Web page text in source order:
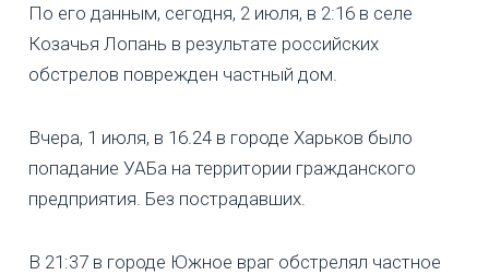
По его данным, сегодня, 2 июля, в 2:16 в селе
Козачья Лопань в результате российских
обстрелов поврежден частный дом.
Вчера, 1 июля, в 16.24 в городе Харьков было
попадание УАБа на территории гражданского
предприятия. Без пострадавших.
В 21:37 в городе Южное враг обстрелял частное